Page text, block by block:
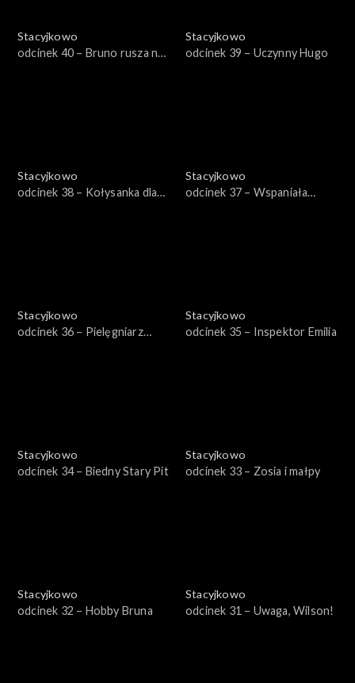
Stacyjkowo
odcinek 40 – Bruno rusza na
Stacyjkowo
odcinek 39 – Uczynny Hugo
Stacyjkowo
odcinek 38 – Kołysanka dla
Stacyjkowo
odcinek 37 – Wspaniała
Stacyjkowo
odcinek 36 – Pielęgniarz
Stacyjkowo
odcinek 35 – Inspektor Emilia
Stacyjkowo
odcinek 34 – Biedny Stary Pit
Stacyjkowo
odcinek 33 – Zosia i małpy
Stacyjkowo
odcinek 32 – Hobby Bruna
Stacyjkowo
odcinek 31 – Uwaga, Wilson!